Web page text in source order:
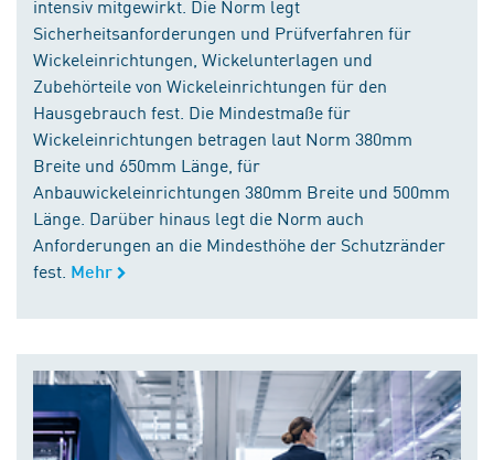
intensiv mitgewirkt. Die Norm legt
Sicherheitsanforderungen und Prüfverfahren für
Wickeleinrichtungen, Wickelunterlagen und
Zubehörteile von Wickeleinrichtungen für den
Hausgebrauch fest. Die Mindestmaße für
Wickeleinrichtungen betragen laut Norm 380mm
Breite und 650mm Länge, für
Anbauwickeleinrichtungen 380mm Breite und 500mm
Länge. Darüber hinaus legt die Norm auch
Anforderungen an die Mindesthöhe der Schutzränder
fest. Mehr